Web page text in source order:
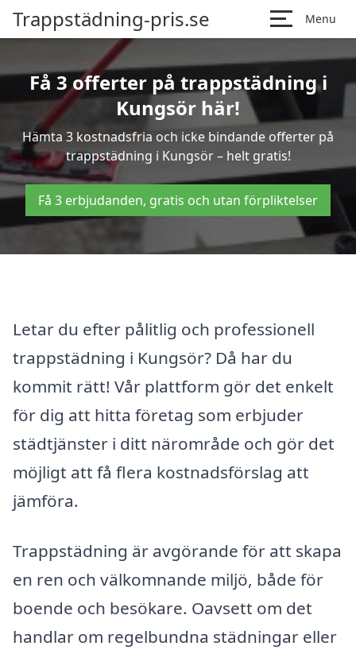
Trappstädning-pris.se Menu
Få 3 offerter på trappstädning i
Kungsör här!
Hämta 3 kostnadsfria och icke bindande offerter på
trappstädning i Kungsör – helt gratis!
Få 3 erbjudanden, gratis och utan förpliktelser
Letar du efter pålitlig och professionell
trappstädning i Kungsör? Då har du
kommit rätt! Vår plattform gör det enkelt
för dig att hitta företag som erbjuder
städtjänster i ditt närområde och gör det
möjligt att få flera kostnadsförslag att
jämföra.
Trappstädning är avgörande för att skapa
en ren och välkomnande miljö, både för
boende och besökare. Oavsett om det
handlar om regelbundna städningar eller